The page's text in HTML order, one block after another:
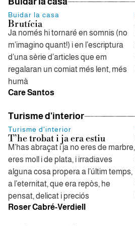
Buidar la casa
Brutícia
Ja només hi tornaré en somnis (no
m’imagino quant!) i en l’escriptura
d’una sèrie d’articles que em
regalaran un comiat més lent, més
humà
Care Santos
Turisme d'interior
Turisme d'interior
T’he trobat i ja era estiu
M’has abraçat i ja no eres de marbre,
eres moll i de plata, i irradiaves
alguna cosa propera a l’últim temps,
a l’eternitat, que era repòs, he
pensat, delicat i preciós
Roser Cabré-Verdiell